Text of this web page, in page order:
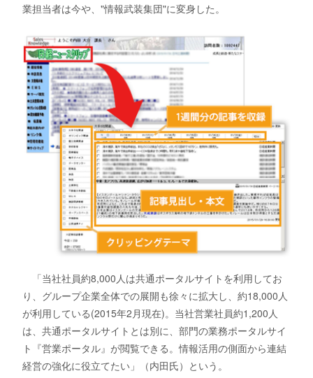
業担当者は今や、"情報武装集団"に変身した。
「当社社員約8,000人は共通ポータルサイトを利用してお
り、グループ企業全体での展開も徐々に拡大し、約18,000人
が利用している(2015年2月現在)。当社営業社員約1,200人
は、共通ポータルサイトとは別に、部門の業務ポータルサイ
ト『営業ポータル』が閲覧できる。情報活用の側面から連結
経営の強化に役立てたい」（内田氏）という。